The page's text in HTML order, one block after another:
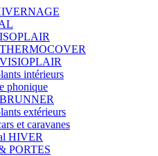
VISIOPLAIR
intérieurs
phonique
extérieurs
et caravanes
HIVER
PORTES